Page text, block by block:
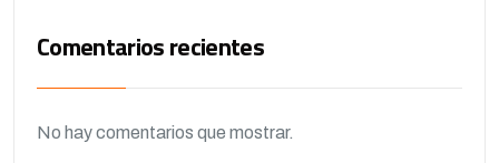
Comentarios recientes
No hay comentarios que mostrar.